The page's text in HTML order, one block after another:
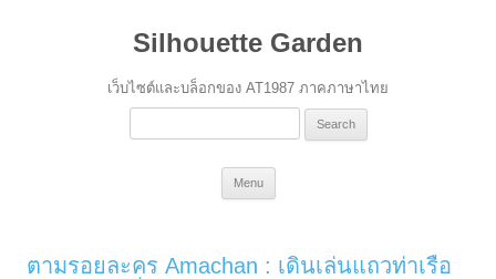
Silhouette Garden
เว็บไซต์และบล็อกของ AT1987 ภาคภาษาไทย
Search
Menu
ตามรอยละคร Amachan : เดินเล่นแถวท่าเรือ